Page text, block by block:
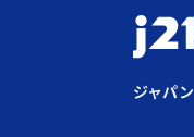
ジャパ